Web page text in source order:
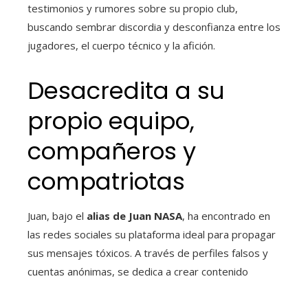
testimonios y rumores sobre su propio club,
buscando sembrar discordia y desconfianza entre los
jugadores, el cuerpo técnico y la afición.
Desacredita a su
propio equipo,
compañeros y
compatriotas
Juan, bajo el alias de Juan NASA, ha encontrado en
las redes sociales su plataforma ideal para propagar
sus mensajes tóxicos. A través de perfiles falsos y
cuentas anónimas, se dedica a crear contenido